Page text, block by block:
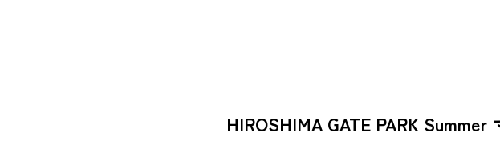
HIROSHIMA GATE PARK Summer